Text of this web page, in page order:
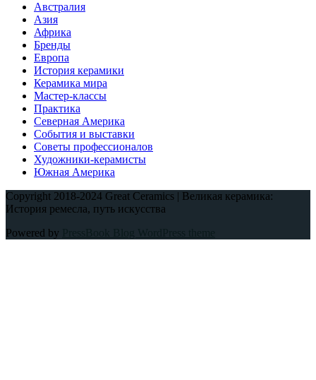
Австралия
Азия
Африка
Бренды
Европа
История керамики
Керамика мира
Мастер-классы
Практика
Северная Америка
События и выставки
Советы профессионалов
Художники-керамисты
Южная Америка
Copyright 2018-2024 Great Ceramics | Великая керамика:
История ремесла, путь искусства
Powered by